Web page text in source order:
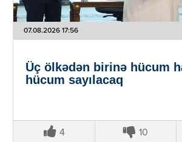
07.08.2026 17:56
Üç ölkədən birinə hücum
hücum sayılacaq
4 10